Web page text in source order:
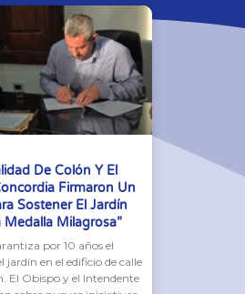
De Colón Y El
Firmaron Un
Sostener El Jardín
Medalla Milagrosa”
por 10 años el
en el edificio de calle
El Obispo y el Intendente